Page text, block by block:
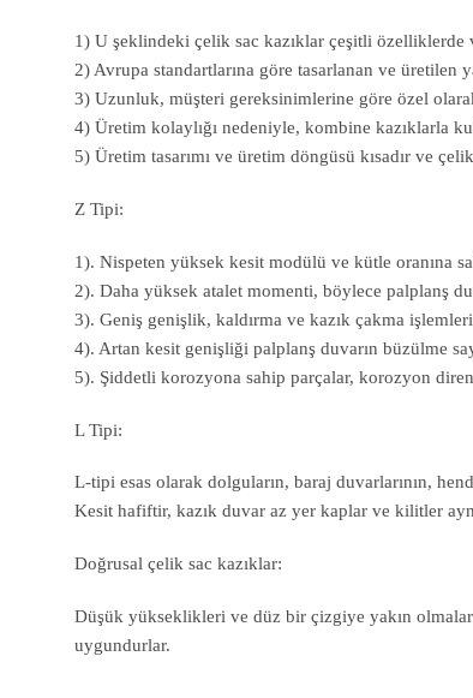
1) U şeklindeki çelik sac kazıklar çeşitli özelliklerde
2) Avrupa standartlarına göre tasarlanan ve üretilen
3) Uzunluk, müşteri gereksinimlerine göre özel
4) Üretim kolaylığı nedeniyle, kombine kazıklarla
5) Üretim tasarımı ve üretim döngüsü kısadır ve
Z Tipi:
1). Nispeten yüksek kesit modülü ve kütle oranına
2). Daha yüksek atalet momenti, böylece palplanş
3). Geniş genişlik, kaldırma ve kazık çakma
4). Artan kesit genişliği palplanş duvarın büzülme
5). Şiddetli korozyona sahip parçalar, korozyon
L Tipi:
L-tipi esas olarak dolguların, baraj duvarlarının,
Kesit hafiftir, kazık duvar az yer kaplar ve kilitler
Doğrusal çelik sac kazıklar:
Düşük yükseklikleri ve düz bir çizgiye yakın
uygundurlar.